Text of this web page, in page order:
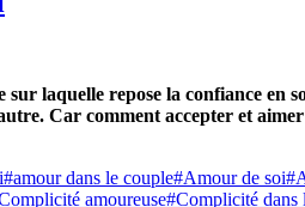
sur laquelle repose la confiance en
Car comment accepter et aimer
#amour dans le couple#Amour de soi
amoureuse#Complicité dans